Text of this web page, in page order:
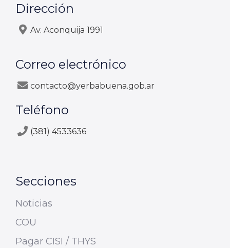
Dirección
Av. Aconquija 1991
Correo electrónico
contacto@yerbabuena.gob.ar
Teléfono
(381) 4533636
Secciones
Noticias
COU
Pagar CISI / THYS